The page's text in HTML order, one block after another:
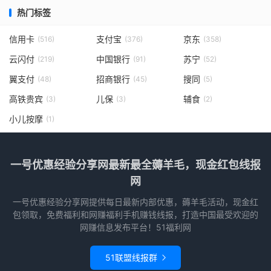
热门标签
信用卡 (516) 支付宝 (376) 京东 (358)
云闪付 (219) 中国银行 (91) 苏宁 (52)
翼支付 (48) 招商银行 (45) 搜同 (5)
高铁贵宾 (3) 儿保 (3) 辅食 (2)
小儿按摩 (1)
一号优惠经验分享网最新最全薅羊毛，现金红包线报
网
一号优惠经验分享网提供每日最新内部优惠，薅羊毛活动，现金红
包领取，免费福利和网赚福利手机赚钱线报，打造中国最受欢迎的
网赚信息发布平台！51福利网
51联盟线报群 